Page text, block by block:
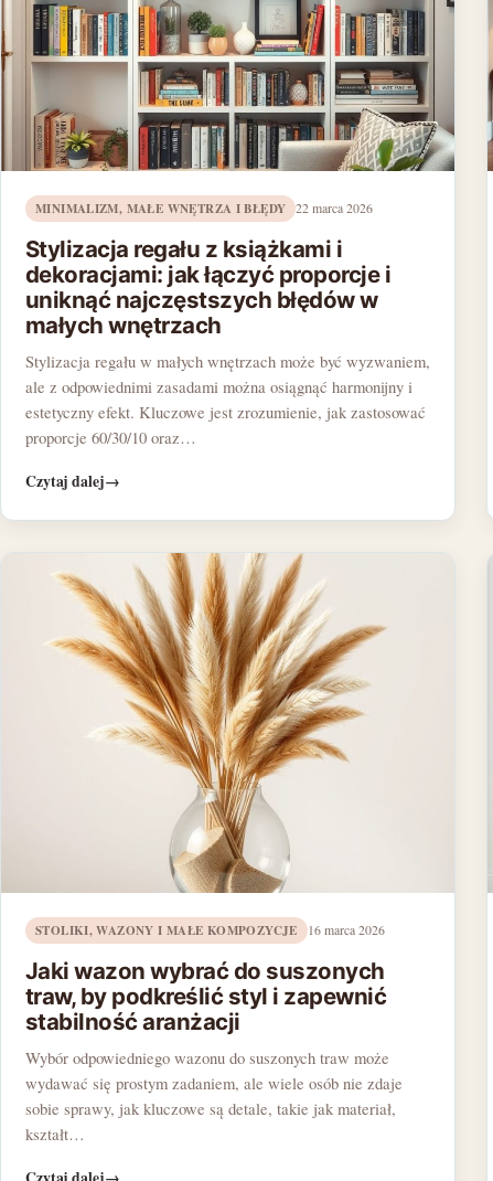
MINIMALIZM, MAŁE WNĘTRZA I BŁĘDY 22 marca 2026
Stylizacja regału z książkami i
dekoracjami: jak łączyć proporcje i
uniknąć najczęstszych błędów w
małych wnętrzach
Stylizacja regału w małych wnętrzach może być wyzwaniem,
ale z odpowiednimi zasadami można osiągnąć harmonijny i
estetyczny efekt. Kluczowe jest zrozumienie, jak zastosować
proporcje 60/30/10 oraz…
Czytaj dalej→
STOLIKI, WAZONY I MAŁE KOMPOZYCJE 16 marca 2026
Jaki wazon wybrać do suszonych
traw, by podkreślić styl i zapewnić
stabilność aranżacji
Wybór odpowiedniego wazonu do suszonych traw może
wydawać się prostym zadaniem, ale wiele osób nie zdaje
sobie sprawy, jak kluczowe są detale, takie jak materiał,
kształt…